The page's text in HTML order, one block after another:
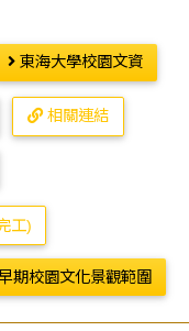
東海大學校園文資
相關連結
工)
期校園文化景觀範圍